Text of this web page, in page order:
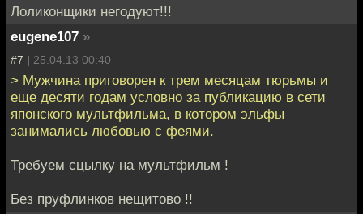
Лоликонщики негодуют!!!
eugene107 »
#7 | 25.04.13 00:40
> Мужчина приговорен к трем месяцам тюрьмы и
еще десяти годам условно за публикацию в сети
японского мультфильма, в котором эльфы
занимались любовью с феями.
Требуем сцылку на мультфильм !
Без пруфлинков нещитово !!